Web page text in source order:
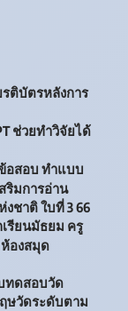
ติบัตรหลังการ
ช่วยทำวิจัยได้
อสอบ ทำแบบ
ริมการอ่าน
ชาติ ใบที่ 3 66
รียนมัธยม ครู
องสมุด
ทดสอบวัด
ษวัดระดับตาม